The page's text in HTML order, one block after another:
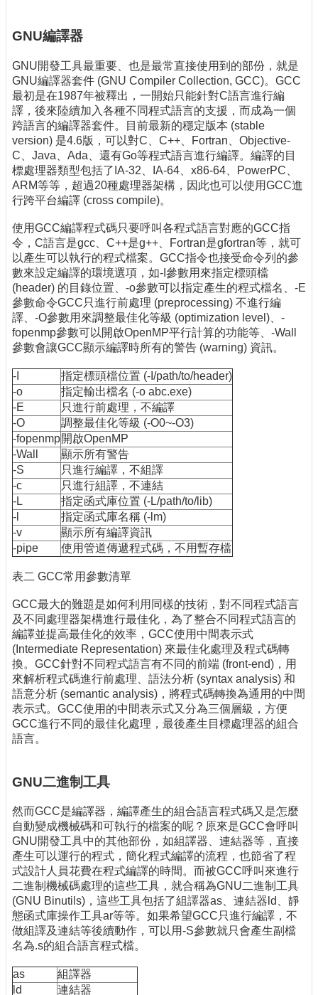
欄
GNU編譯器
GNU開發工具最重要、也是最常直接使用到的部份，就是
GNU編譯器套件 (GNU Compiler Collection, GCC)。GCC
最初是在1987年被釋出，一開始只能針對C語言進行編
譯，後來陸續加入各種不同程式語言的支援，而成為一個
跨語言的編譯器套件。目前最新的穩定版本 (stable
version) 是4.6版，可以對C、C++、Fortran、Objective-
C、Java、Ada、還有Go等程式語言進行編譯。編譯的目
標處理器類型包括了IA-32、IA-64、x86-64、PowerPC、
ARM等等，超過20種處理器架構，因此也可以使用GCC進
行跨平台編譯 (cross compile)。
使用GCC編譯程式碼只要呼叫各程式語言對應的GCC指
令，C語言是gcc、C++是g++、Fortran是gfortran等，就可
以產生可以執行的程式檔案。GCC指令也接受命令列的參
數來設定編譯的環境選項，如-I參數用來指定標頭檔
(header) 的目錄位置、-o參數可以指定產生的程式檔名、-E
參數命令GCC只進行前處理 (preprocessing) 不進行編
譯、-O參數用來調整最佳化等級 (optimization level)、-
fopenmp參數可以開啟OpenMP平行計算的功能等、-Wall
參數會讓GCC顯示編譯時所有的警告 (warning) 資訊。
-I
指定標頭檔位置 (-I/path/to/header)
-o
指定輸出檔名 (-o abc.exe)
-E
只進行前處理，不編譯
-O
調整最佳化等級 (-O0~-O3)
-fopenmp開啟OpenMP
-Wall
顯示所有警告
-S
只進行編譯，不組譯
-c
只進行組譯，不連結
-L
指定函式庫位置 (-L/path/to/lib)
-l
指定函式庫名稱 (-lm)
-v
顯示所有編譯資訊
-pipe
使用管道傳遞程式碼，不用暫存檔
表二 GCC常用參數清單
GCC最大的難題是如何利用同樣的技術，對不同程式語言
及不同處理器架構進行最佳化，為了整合不同程式語言的
編譯並提高最佳化的效率，GCC使用中間表示式
(Intermediate Representation) 來最佳化處理及程式碼轉
換。GCC針對不同程式語言有不同的前端 (front-end)，用
來解析程式碼進行前處理、語法分析 (syntax analysis) 和
語意分析 (semantic analysis)，將程式碼轉換為通用的中間
表示式。GCC使用的中間表示式又分為三個層級，方便
GCC進行不同的最佳化處理，最後產生目標處理器的組合
語言。
GNU二進制工具
然而GCC是編譯器，編譯產生的組合語言程式碼又是怎麼
自動變成機械碼和可執行的檔案的呢？原來是GCC會呼叫
GNU開發工具中的其他部份，如組譯器、連結器等，直接
產生可以運行的程式，簡化程式編譯的流程，也節省了程
式設計人員花費在程式編譯的時間。而被GCC呼叫來進行
二進制機械碼處理的這些工具，就合稱為GNU二進制工具
(GNU Binutils)，這些工具包括了組譯器as、連結器ld、靜
態函式庫操作工具ar等等。如果希望GCC只進行編譯，不
做組譯及連結等後續動作，可以用-S參數就只會產生副檔
名為.s的組合語言程式檔。
as
組譯器
ld
連結器